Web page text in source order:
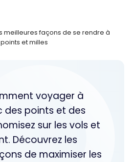
meilleures façons de se rendre à
et milles
voyager à
des points et des
sur les vols et
Découvrez les
de maximiser les